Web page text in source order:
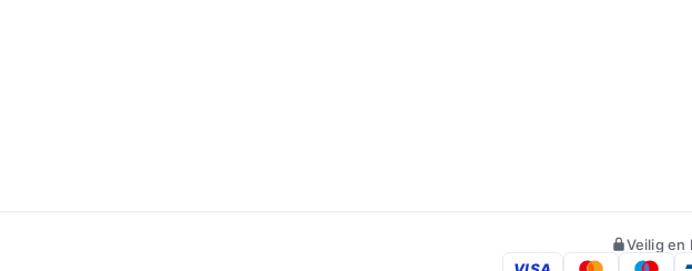
Veilig en